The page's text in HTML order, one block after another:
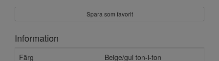
Spara som favorit
Information
Färg
Beige/gul ton-i-ton